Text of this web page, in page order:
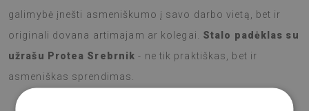
galimybė įnešti asmeniškumo į savo darbo vietą, bet ir
originali dovana artimajam ar kolegai. Stalo padėklas su
užrašu Protea Srebrnik - ne tik praktiškas, bet ir
asmeniškas sprendimas.